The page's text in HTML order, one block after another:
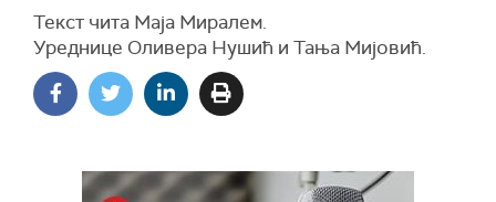
Текст чита Маја Миралем.
Уреднице Оливера Нушић и Тања Мијовић.